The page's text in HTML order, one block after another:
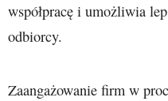
współpracę i umożliwia
odbiorcy.
Zaangażowanie firm w